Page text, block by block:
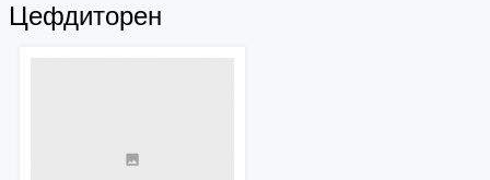
Цефдиторен